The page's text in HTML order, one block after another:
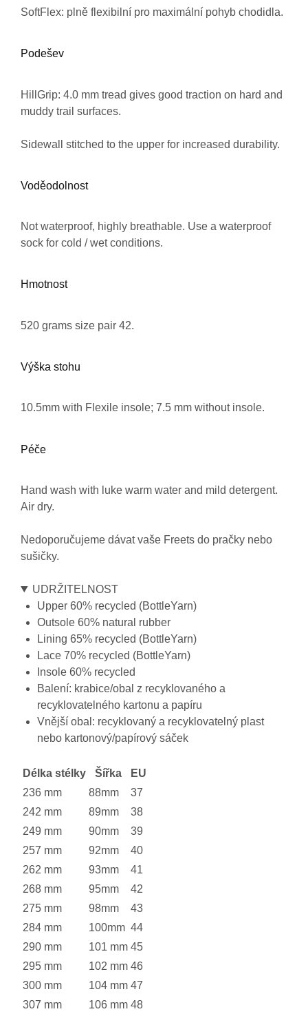
SoftFlex: plně flexibilní pro maximální pohyb chodidla.
Podešev
HillGrip: 4.0 mm tread gives good traction on hard and
muddy trail surfaces.
Sidewall stitched to the upper for increased durability.
Voděodolnost
Not waterproof, highly breathable. Use a waterproof
sock for cold / wet conditions.
Hmotnost
520 grams size pair 42.
Výška stohu
10.5mm with Flexile insole; 7.5 mm without insole.
Péče
Hand wash with luke warm water and mild detergent.
Air dry.
Nedoporučujeme dávat vaše Freets do pračky nebo
sušičky.
UDRŽITELNOST
Upper 60% recycled (BottleYarn)
Outsole 60% natural rubber
Lining 65% recycled (BottleYarn)
Lace 70% recycled (BottleYarn)
Insole 60% recycled
Balení: krabice/obal z recyklovaného a
recyklovatelného kartonu a papíru
Vnější obal: recyklovaný a recyklovatelný plast
nebo kartonový/papírový sáček
Délka stélky Šířka
EU
236 mm
88mm
37
242 mm
89mm
38
249 mm
90mm
39
257 mm
92mm
40
262 mm
93mm
41
268 mm
95mm
42
275 mm
98mm
43
284 mm
100mm 44
290 mm
101 mm 45
295 mm
102 mm 46
300 mm
104 mm 47
307 mm
106 mm 48